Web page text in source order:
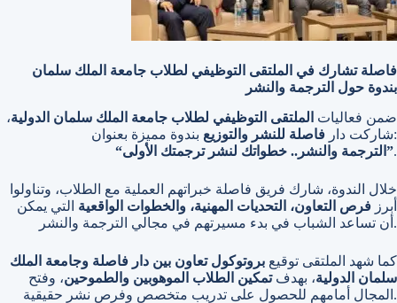
فاصلة تشارك في الملتقى التوظيفي لطلاب جامعة الملك سلمان
بندوة حول الترجمة والنشر
ضمن فعاليات الملتقى التوظيفي لطلاب جامعة الملك سلمان الدولية،
شاركت دار فاصلة للنشر والتوزيع
بندوة مميزة بعنوان:
“الترجمة والنشر.. خطواتك لنشر ترجمتك الأولى”.
خلال الندوة، شارك فريق فاصلة خبراتهم العملية مع الطلاب، وتناولوا
أبرز فرص التعاون، التحديات المهنية، والخطوات الواقعية التي يمكن
أن تساعد الشباب في بدء مسيرتهم في مجالي الترجمة والنشر.
كما شهد الملتقى توقيع بروتوكول تعاون بين دار فاصلة وجامعة الملك
سلمان الدولية، بهدفتمكين الطلاب الموهوبين والطموحين، وفتح
المجال أمامهم للحصول على تدريب متخصص وفرص نشر حقيقية.